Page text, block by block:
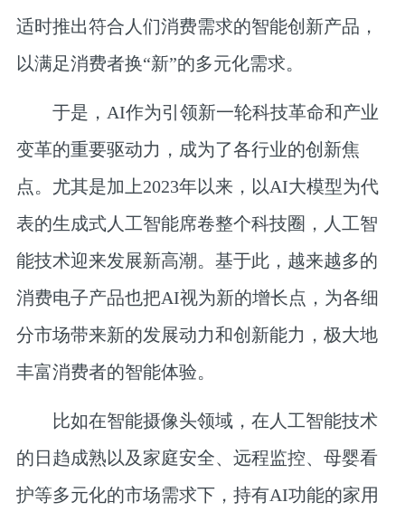
适时推出符合人们消费需求的智能创新产品，
以满足消费者换“新”的多元化需求。
于是，AI作为引领新一轮科技革命和产业
变革的重要驱动力，成为了各行业的创新焦
点。尤其是加上2023年以来，以AI大模型为代
表的生成式人工智能席卷整个科技圈，人工智
能技术迎来发展新高潮。基于此，越来越多的
消费电子产品也把AI视为新的增长点，为各细
分市场带来新的发展动力和创新能力，极大地
丰富消费者的智能体验。
比如在智能摄像头领域，在人工智能技术
的日趋成熟以及家庭安全、远程监控、母婴看
护等多元化的市场需求下，持有AI功能的家用